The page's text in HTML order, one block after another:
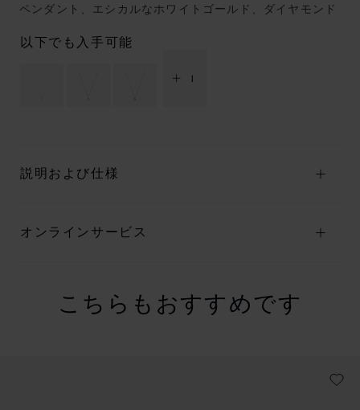
ペンダント、エシカルなホワイトゴールド、ダイヤモンド
以下でも入手可能
+ 1
説明および仕様
オンラインサービス
こちらもおすすめです